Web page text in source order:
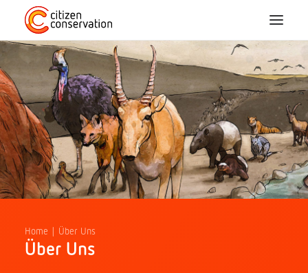
Home
Über Uns
CC-Arten
Mitmachen
Blog
Home Über Uns
Über Uns